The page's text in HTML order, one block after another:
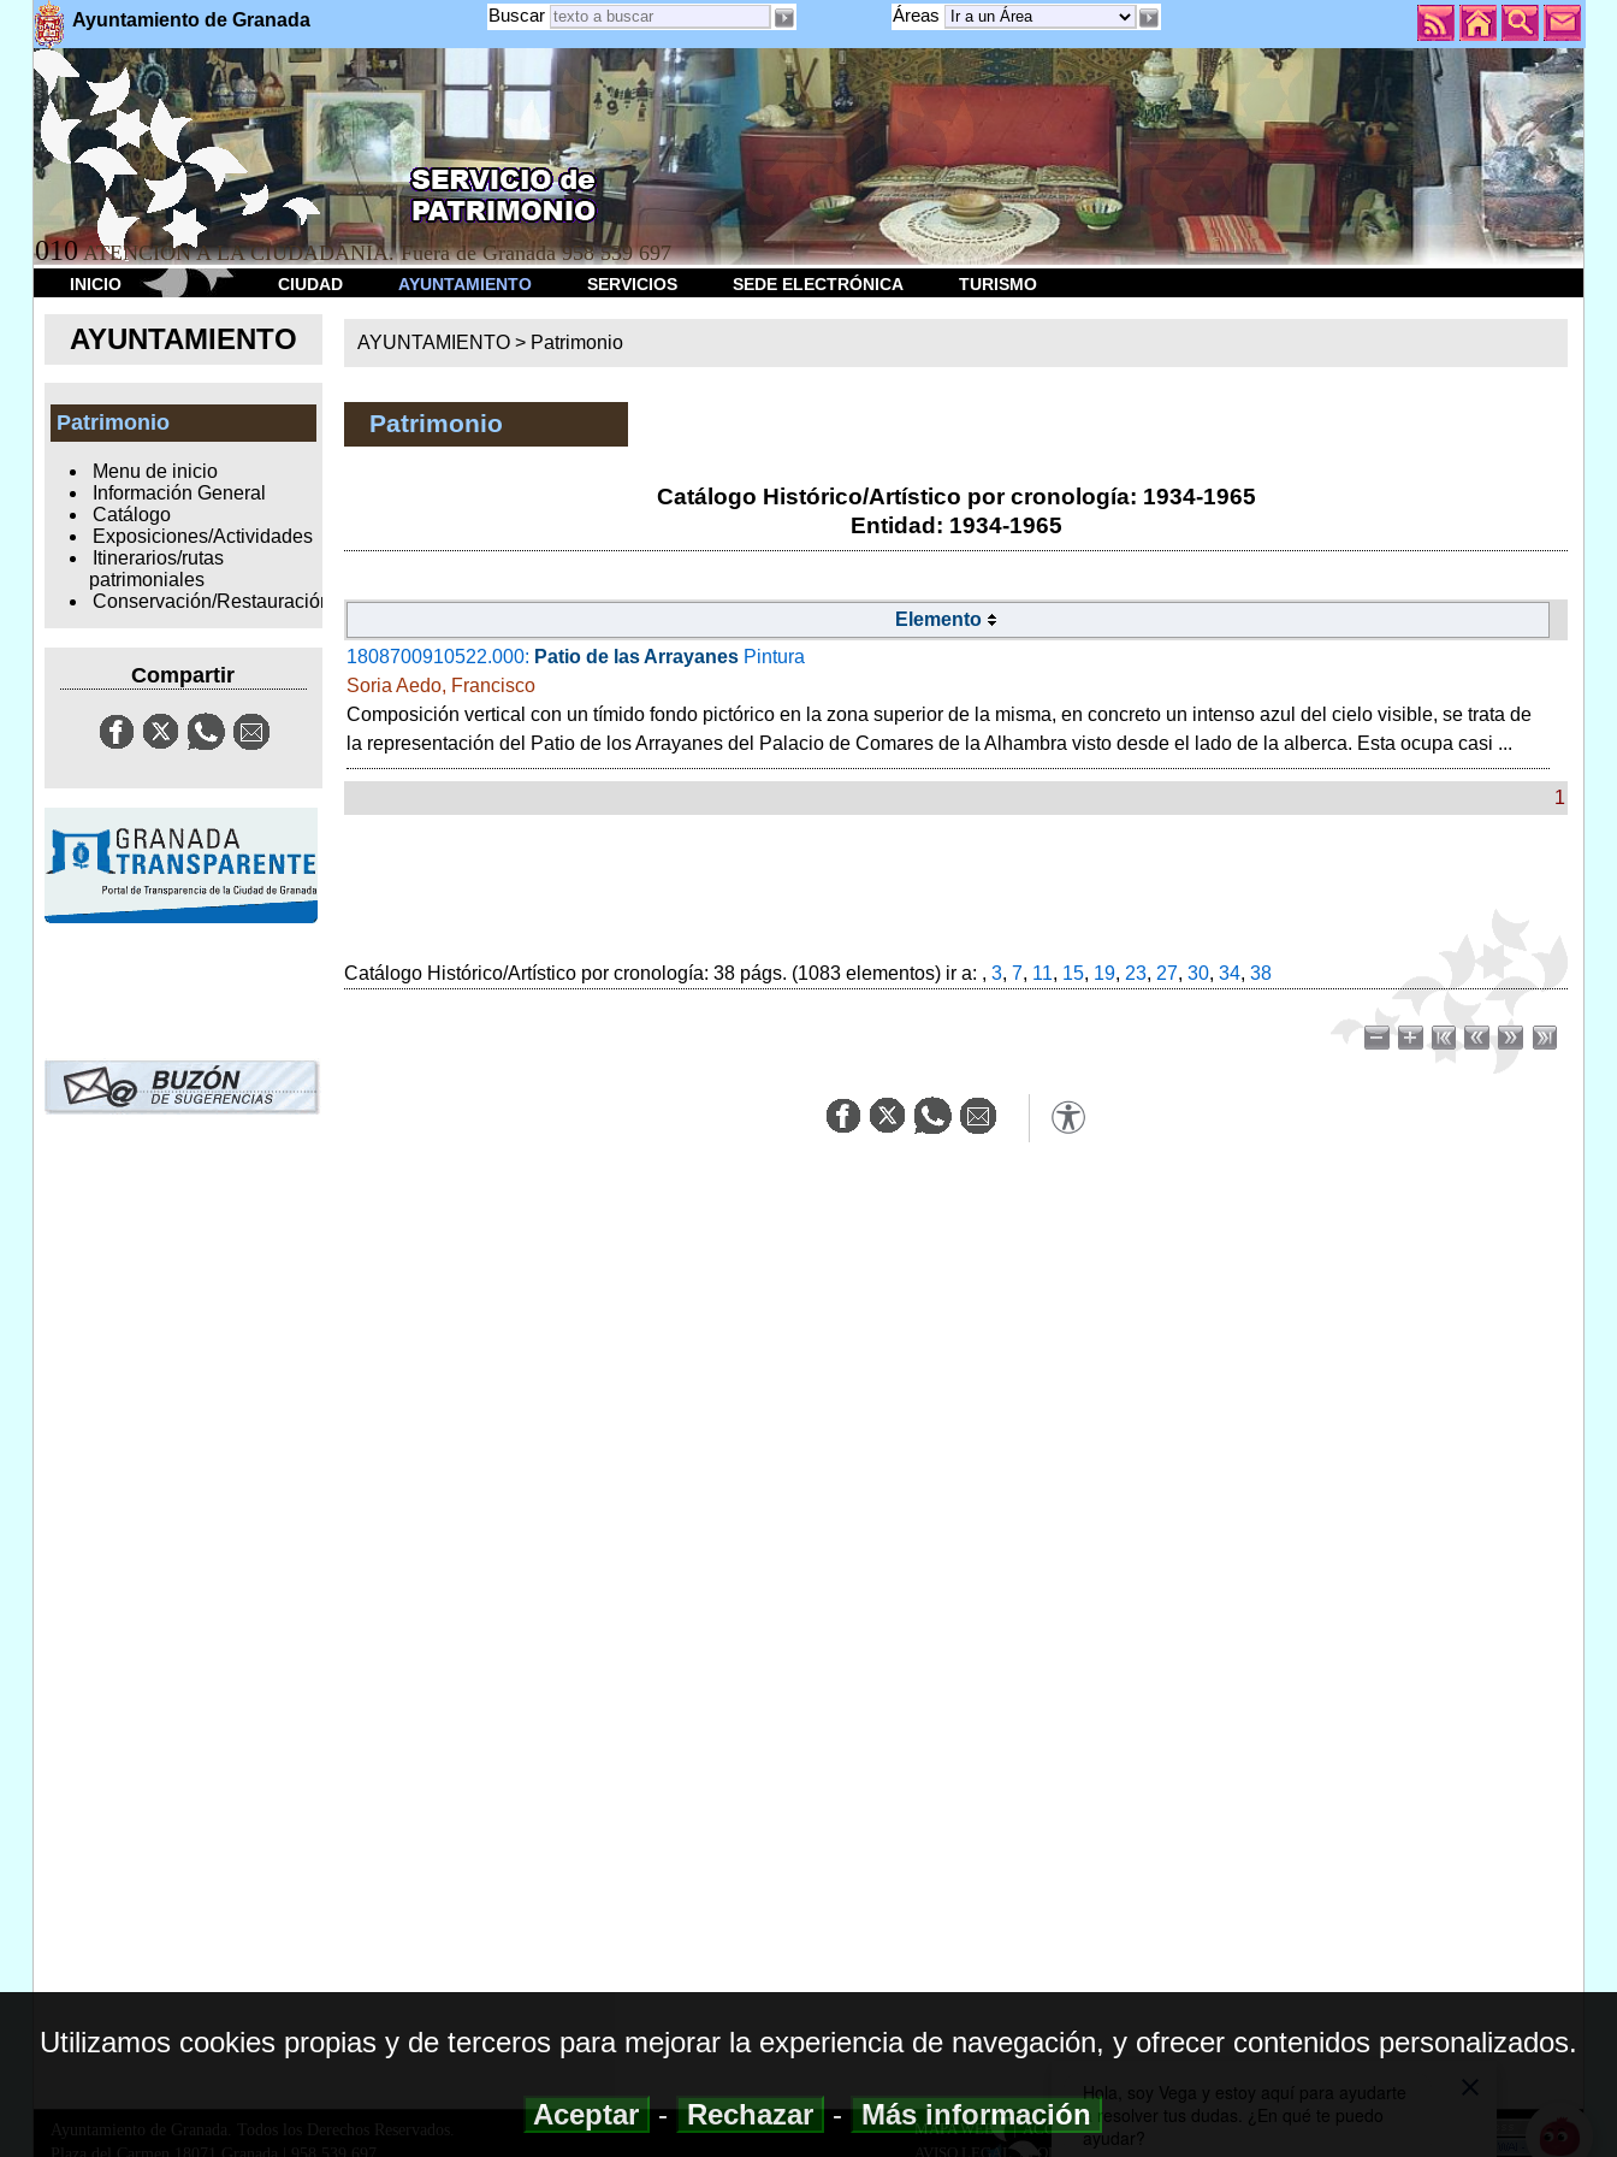
Ayuntamiento de Granada Áreas
Buscar
010 ATENCION A LA CIUDADANÍA. Fuera de Granada 958 539 697
INICIO CIUDAD AYUNTAMIENTO SERVICIOS SEDE ELECTRÓNICA TURISMO
AYUNTAMIENTO
Patrimonio
Menu de inicio
Información General
Catálogo
Exposiciones/Actividades
Itinerarios/rutas
patrimoniales
Conservación/Restauración
Compartir
AYUNTAMIENTO > Patrimonio
Patrimonio
Catálogo Histórico/Artístico por cronología: 1934-1965
Entidad: 1934-1965
Elemento
1808700910522.000: Patio de las Arrayanes Pintura
Soria Aedo, Francisco
Composición vertical con un tímido fondo pictórico en la zona superior de la misma, en concreto un intenso azul del cielo visible, se trata de
la representación del Patio de los Arrayanes del Palacio de Comares de la Alhambra visto desde el lado de la alberca. Esta ocupa casi ...
1
Catálogo Histórico/Artístico por cronología: 38 págs. (1083 elementos) ir a: , 3, 7, 11, 15, 19, 23, 27, 30, 34, 38
Ayuntamiento de Granada. Todos los Derechos Reservados.
MAPA WEB|ACCESIBILIDAD
AVISO LEGAL| POLITICA DE PRIVACIDAD
Utilizamos cookies propias y de terceros para mejorar la experiencia de navegación, y ofrecer contenidos personalizados.
Aceptar-Rechazar-Más información